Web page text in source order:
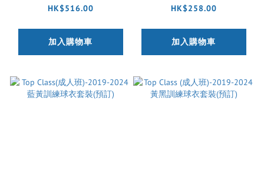
黑＋黃藍訓練球衣套裝
HK$516.00
加入購物車
練球衣套裝(預訂)
HK$258.00
加入購物車